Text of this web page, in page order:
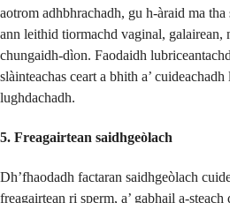
aotrom adhbhrachadh, gu h-àraid ma
ann leithid tiormachd vaginal, galairean,
chungaidh-dìon. Faodaidh
slàinteachas ceart a bhith a’
lughdachadh.
5. Freagairtean saidhgeòlach
Dh’fhaodadh factaran saidhgeòlach
freagairtean ri sperm, a’ gabhail a-steach